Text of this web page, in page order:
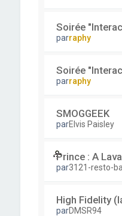
Soirée
parraphy
Soirée
parraphy
SMOGGEEK
parElvis Paisley
Prince : A
par3121-resto-
High Fidelity
parDMSR94